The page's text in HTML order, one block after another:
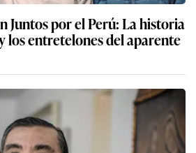
Juntos por el Perú: La historia
los entretelones del aparente